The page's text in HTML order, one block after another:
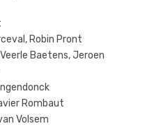
Robin Pront
Veerle Baetens, Jeroen
Rombaut
Volsem